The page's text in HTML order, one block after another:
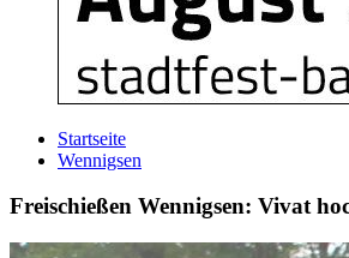
Startseite
Wennigsen
Freischießen Wennigsen: Vivat